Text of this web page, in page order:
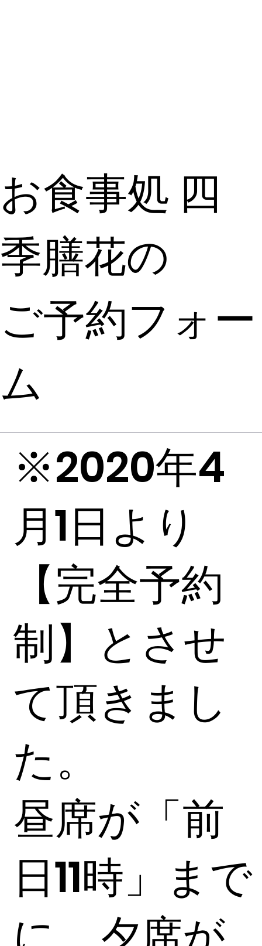
お食事処 四
季膳花の
ご予約フォー
ム
※2020年4
月1日より
【完全予約
制】とさせ
て頂きまし
た。
昼席が「前
日11時」まで